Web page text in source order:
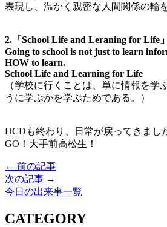
表現し、温かく親密な人間関係の輪
2.「School Life and Leraning for Life
Going to school is not just to learn
HOW to learn.
School Life and Learning for Life
（学校に行くことは、単に情報を学
うに学ぶかを学ぶためである。）
HCDも終わり、日常が戻ってきまし
GO！大手前高松生！
← 前の記事
次の記事 →
今日の出来事一覧
CATEGORY